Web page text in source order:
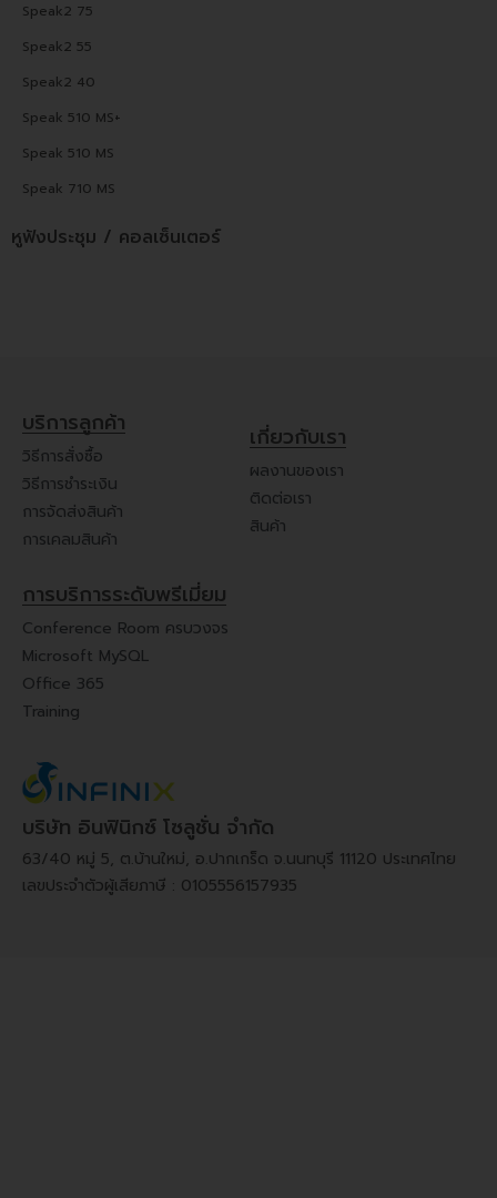
Speak2 75
Speak2 55
Speak2 40
Speak 510 MS+
Speak 510 MS
Speak 710 MS
หูฟังประชุม / คอลเซ็นเตอร์
บริการลูกค้า
วิธีการสั่งซื้อ
วิธีการชำระเงิน
การจัดส่งสินค้า
การเคลมสินค้า
เกี่ยวกับเรา
ผลงานของเรา
ติดต่อเรา
สินค้า
การบริการระดับพรีเมี่ยม
Conference Room ครบวงจร
Microsoft MySQL
Office 365
Training
บริษัท อินฟินิกซ์ โซลูชั่น จำกัด
63/40 หมู่ 5, ต.บ้านใหม่, อ.ปากเกร็ด จ.นนทบุรี 11120 ประเทศไทย
เลขประจำตัวผู้เสียภาษี : 0105556157935